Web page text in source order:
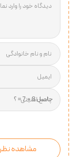
دیدگاه خود را وارد
نام و نام خانوادگی
ایمیل
پاسخ امنیتی
مشاهده